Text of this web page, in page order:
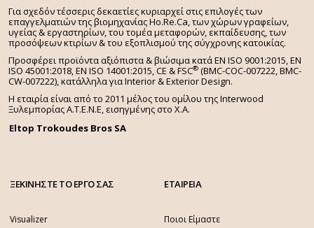
Για σχεδόν τέσσερις δεκαετίες κυριαρχεί στις επιλογές των
επαγγελματιών της βιομηχανίας Ho.Re.Ca, των χώρων γραφείων,
υγείας & εργαστηρίων, του τομέα μεταφορών, εκπαίδευσης, των
προσόψεων κτιρίων & του εξοπλισμού της σύγχρονης κατοικίας.
Προσφέρει προϊόντα αξιόπιστα & βιώσιμα κατά EN ISO 9001:2015, EN
ISO 45001:2018, EN ISO 14001:2015,CE & FSC® (BMC-COC-007222, BMC-
CW-007222), κατάλληλα για Interior & Exterior Design.
Η εταιρία είναι από το 2011 μέλος του ομίλου της Interwood
Ξυλεμπορίας Α.Τ.Ε.Ν.Ε, εισηγμένης στο Χ.A.
Eltop Trokoudes Bros SA
ΞΕΚΙΝΗΣΤΕ ΤΟ ΕΡΓΟ ΣΑΣ
Visualizer
ΕΤΑΙΡΕΙΑ
Ποιοι Είμαστε